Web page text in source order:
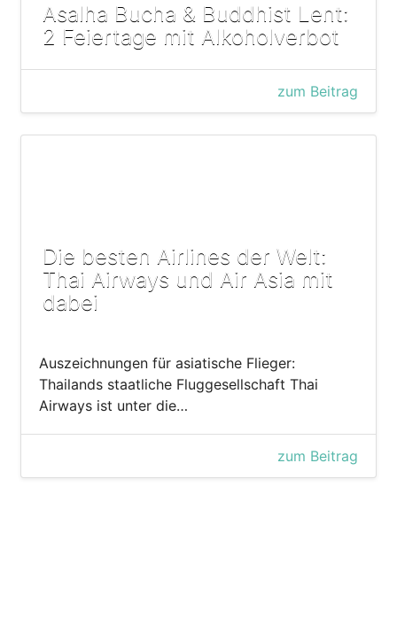
Asalha Bucha & Buddhist Lent:
2 Feiertage mit Alkoholverbot
zum Beitrag
Die besten Airlines der Welt:
Thai Airways und Air Asia mit
dabei
Auszeichnungen für asiatische Flieger:
Thailands staatliche Fluggesellschaft Thai
Airways ist unter die…
zum Beitrag